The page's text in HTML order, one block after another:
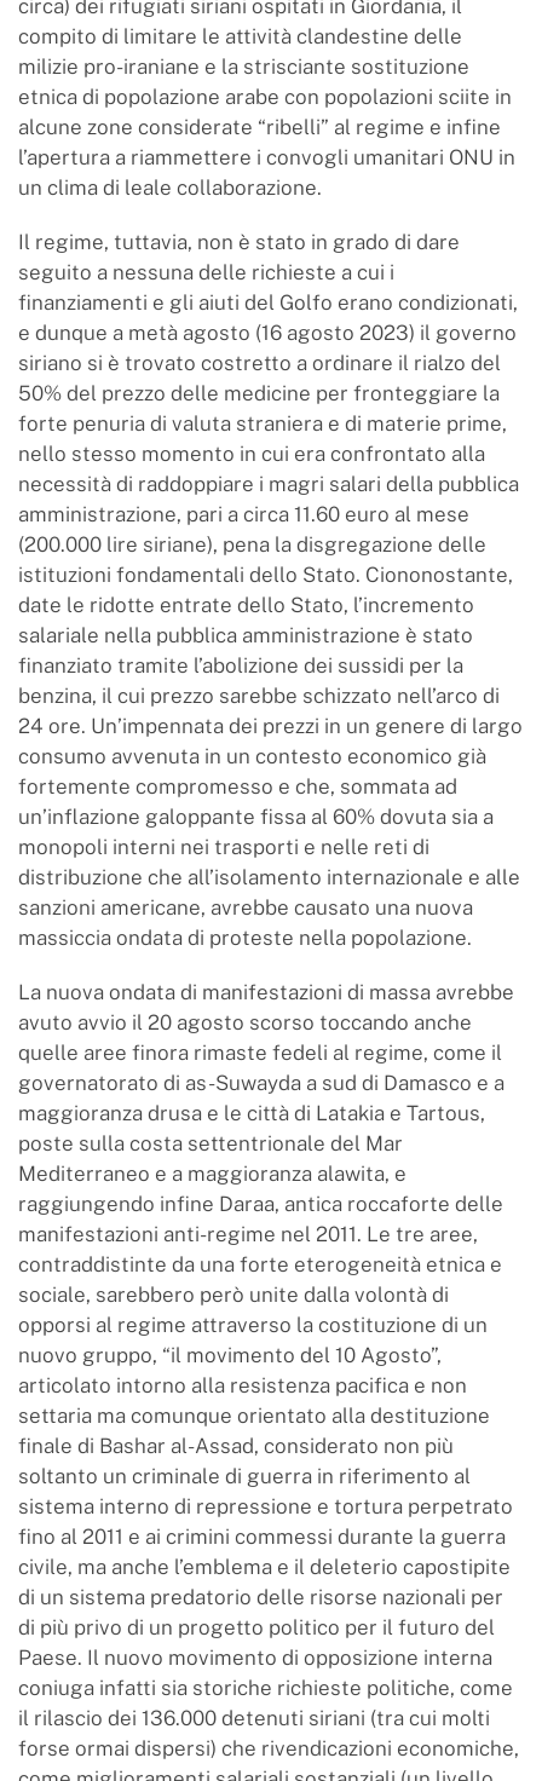
circa) dei rifugiati siriani ospitati in Giordania, il
compito di limitare le attività clandestine delle
milizie pro-iraniane e la strisciante sostituzione
etnica di popolazione arabe con popolazioni sciite in
alcune zone considerate “ribelli” al regime e infine
l’apertura a riammettere i convogli umanitari ONU in
un clima di leale collaborazione.
Il regime, tuttavia, non è stato in grado di dare
seguito a nessuna delle richieste a cui i
finanziamenti e gli aiuti del Golfo erano condizionati,
e dunque a metà agosto (16 agosto 2023) il governo
siriano si è trovato costretto a ordinare il rialzo del
50% del prezzo delle medicine per fronteggiare la
forte penuria di valuta straniera e di materie prime,
nello stesso momento in cui era confrontato alla
necessità di raddoppiare i magri salari della pubblica
amministrazione, pari a circa 11.60 euro al mese
(200.000 lire siriane), pena la disgregazione delle
istituzioni fondamentali dello Stato. Ciononostante,
date le ridotte entrate dello Stato, l’incremento
salariale nella pubblica amministrazione è stato
finanziato tramite l’abolizione dei sussidi per la
benzina, il cui prezzo sarebbe schizzato nell’arco di
24 ore. Un’impennata dei prezzi in un genere di largo
consumo avvenuta in un contesto economico già
fortemente compromesso e che, sommata ad
un’inflazione galoppante fissa al 60% dovuta sia a
monopoli interni nei trasporti e nelle reti di
distribuzione che all’isolamento internazionale e alle
sanzioni americane, avrebbe causato una nuova
massiccia ondata di proteste nella popolazione.
La nuova ondata di manifestazioni di massa avrebbe
avuto avvio il 20 agosto scorso toccando anche
quelle aree finora rimaste fedeli al regime, come il
governatorato di as-Suwayda a sud di Damasco e a
maggioranza drusa e le città di Latakia e Tartous,
poste sulla costa settentrionale del Mar
Mediterraneo e a maggioranza alawita, e
raggiungendo infine Daraa, antica roccaforte delle
manifestazioni anti-regime nel 2011. Le tre aree,
contraddistinte da una forte eterogeneità etnica e
sociale, sarebbero però unite dalla volontà di
opporsi al regime attraverso la costituzione di un
nuovo gruppo, “il movimento del 10 Agosto”,
articolato intorno alla resistenza pacifica e non
settaria ma comunque orientato alla destituzione
finale di Bashar al-Assad, considerato non più
soltanto un criminale di guerra in riferimento al
sistema interno di repressione e tortura perpetrato
fino al 2011 e ai crimini commessi durante la guerra
civile, ma anche l’emblema e il deleterio capostipite
di un sistema predatorio delle risorse nazionali per
di più privo di un progetto politico per il futuro del
Paese. Il nuovo movimento di opposizione interna
coniuga infatti sia storiche richieste politiche, come
il rilascio dei 136.000 detenuti siriani (tra cui molti
forse ormai dispersi) che rivendicazioni economiche,